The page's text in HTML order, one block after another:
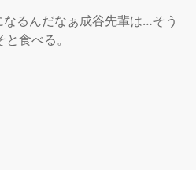
るんだなぁ成谷先輩は…そう
食べる。